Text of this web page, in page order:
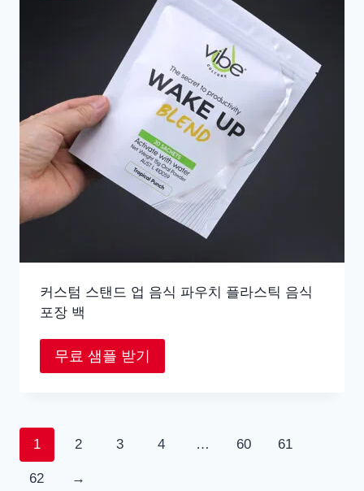
커스텀 스탠드 업 음식 파우치 플라스틱 음식
포장 백
무료 샘플 받기
1 2 3 4 … 60 61
62 →